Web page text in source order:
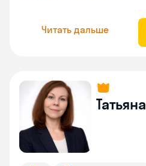
Читать дальше
Татьяна